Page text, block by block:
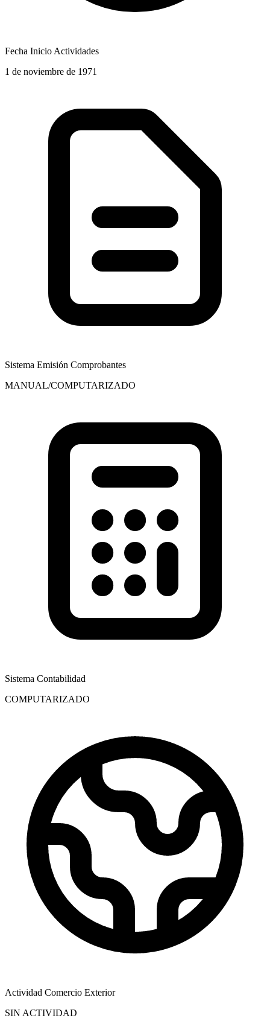
Fecha Inicio Actividades
1 de noviembre de 1971
Sistema Emisión Comprobantes
MANUAL/COMPUTARIZADO
Sistema Contabilidad
COMPUTARIZADO
Actividad Comercio Exterior
SIN ACTIVIDAD